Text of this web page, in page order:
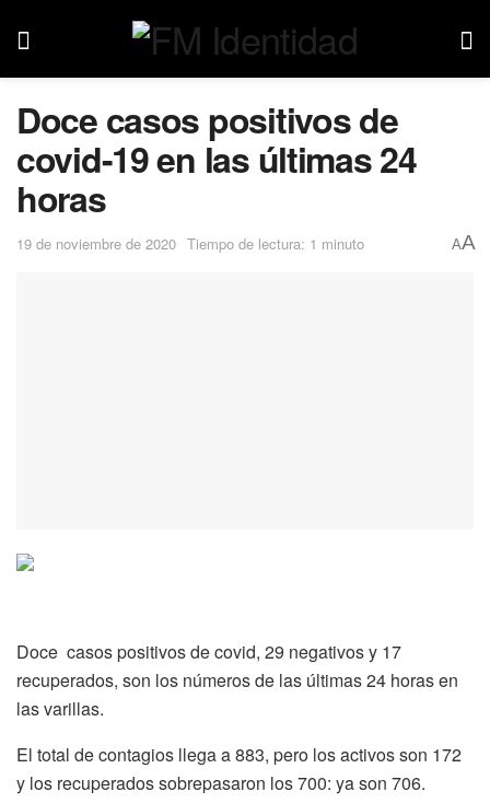
Doce casos positivos de
covid-19 en las últimas 24
horas
19 de noviembre de 2020 Tiempo de lectura: 1 minuto AA
Doce casos positivos de covid, 29 negativos y 17
recuperados, son los números de las últimas 24 horas en
las varillas.
El total de contagios llega a 883, pero los activos son 172
y los recuperados sobrepasaron los 700: ya son 706.